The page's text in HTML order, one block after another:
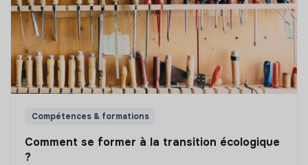
Compétences & formations
Comment se former à la transition écologique
?